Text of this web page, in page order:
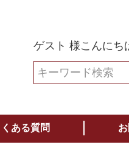
ゲスト 様こんにち
くある質問